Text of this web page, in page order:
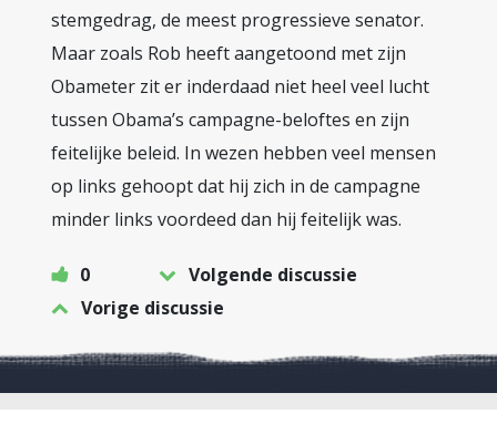
stemgedrag, de meest progressieve senator.
Maar zoals Rob heeft aangetoond met zijn
Obameter zit er inderdaad niet heel veel lucht
tussen Obama’s campagne-beloftes en zijn
feitelijke beleid. In wezen hebben veel mensen
op links gehoopt dat hij zich in de campagne
minder links voordeed dan hij feitelijk was.
0
Volgende discussie
Vorige discussie